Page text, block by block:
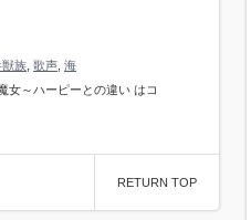
獣族 歌声 海
女～ハーピーとの違い は コ
RETURN TOP